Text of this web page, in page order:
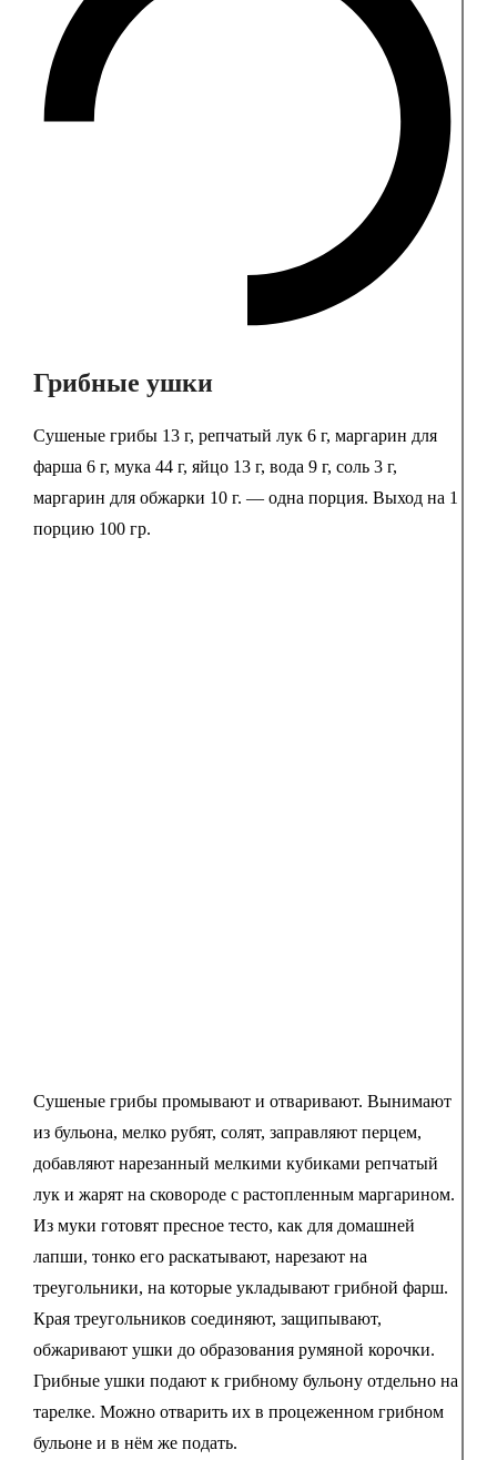
Грибные ушки
Сушеные грибы 13 г, репчатый лук 6 г, маргарин для
фарша 6 г, мука 44 г, яйцо 13 г, вода 9 г, соль 3 г,
маргарин для обжарки 10 г. — одна порция. Выход на 1
порцию 100 гр.
Сушеные грибы промывают и отваривают. Вынимают
из бульона, мелко рубят, солят, заправляют перцем,
добавляют нарезанный мелкими кубиками репчатый
лук и жарят на сковороде с растопленным маргарином.
Из муки готовят пресное тесто, как для домашней
лапши, тонко его раскатывают, нарезают на
треугольники, на которые укладывают грибной фарш.
Края треугольников соединяют, защипывают,
обжаривают ушки до образования румяной корочки.
Грибные ушки подают к грибному бульону отдельно на
тарелке. Можно отварить их в процеженном грибном
бульоне и в нём же подать.